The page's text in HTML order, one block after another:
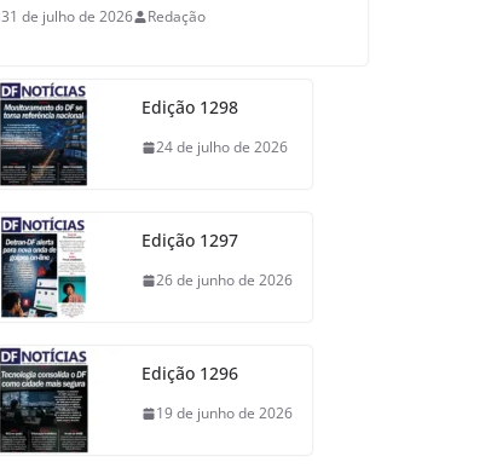
31 de julho de 2026 Redação
Edição 1298
24 de julho de 2026
Edição 1297
26 de junho de 2026
Edição 1296
19 de junho de 2026